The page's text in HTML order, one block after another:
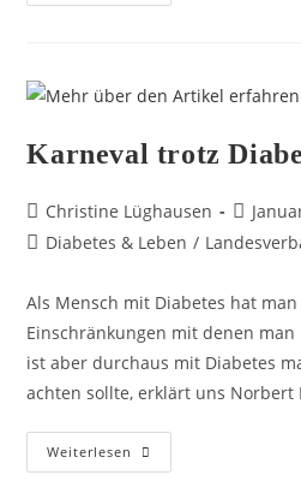
Karneval trotz
Christine Lüghausen
Diabetes & Leben /
Als Mensch mit Diabetes hat
Einschränkungen mit denen
ist aber durchaus mit Diabetes
achten sollte, erklärt uns Norbert
Weiterlesen